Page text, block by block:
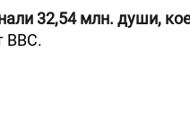
32,54 млн. души,
BBC.